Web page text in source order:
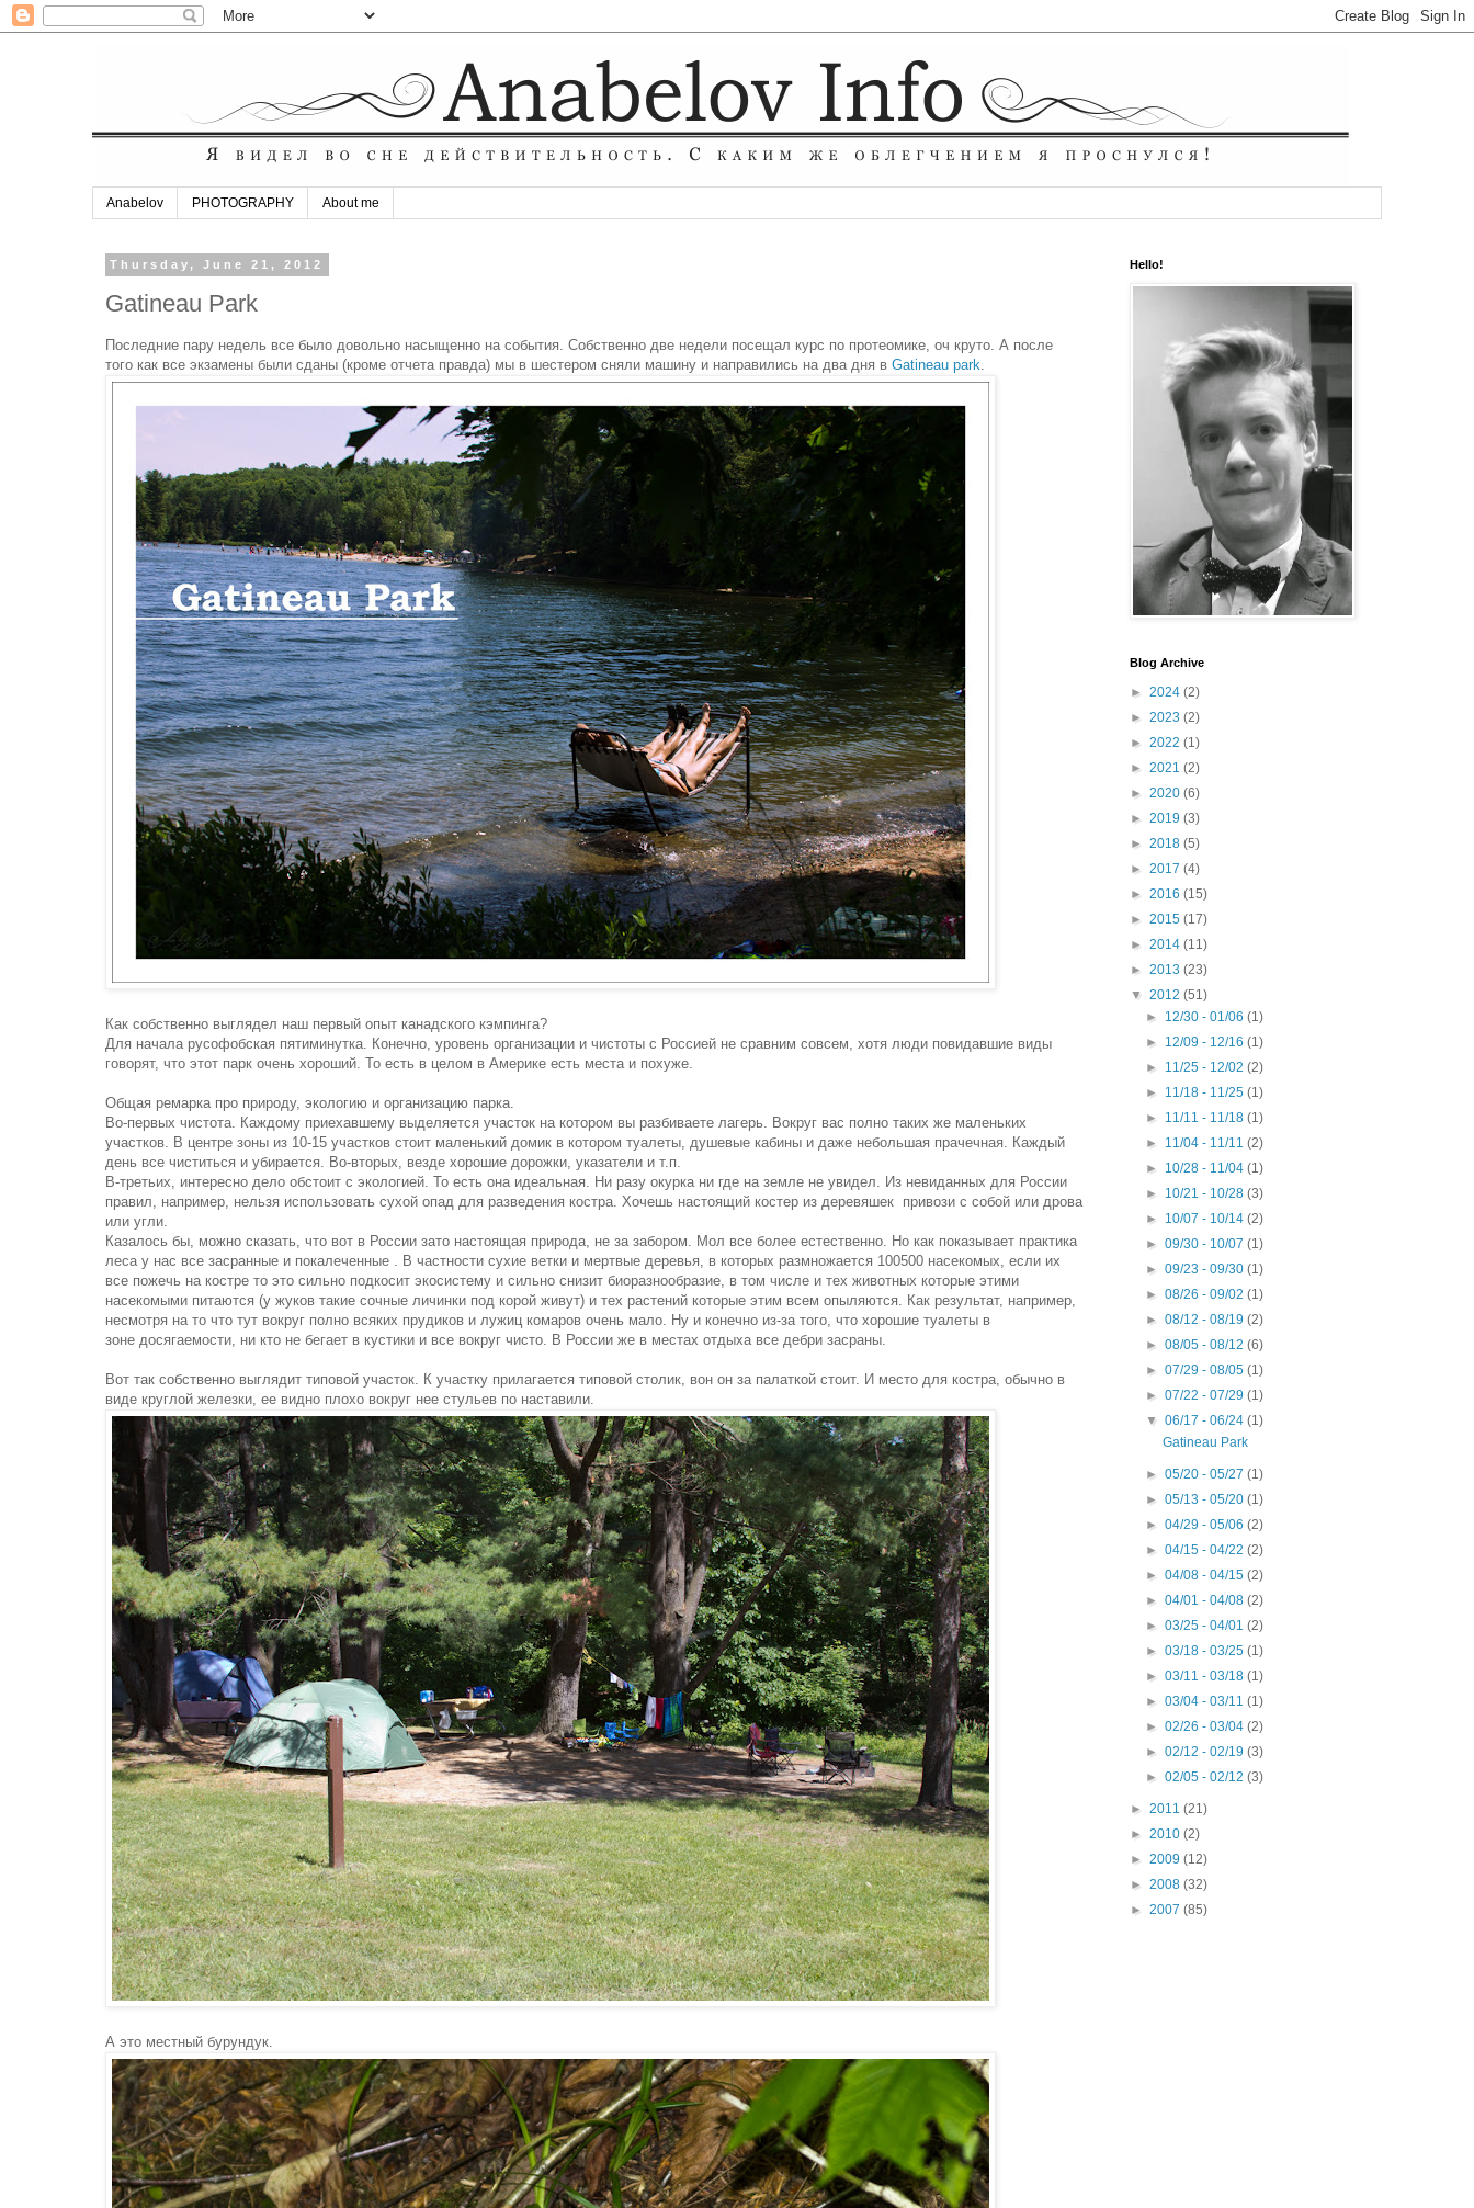
Anabelov PHOTOGRAPHY About me
Thursday, June 21, 2012
Gatineau Park
Последние пару недель все было довольно насыщенно на события. Собственно две недели посещал курс по протеомике, оч круто. А после
того как все экзамены были сданы (кроме отчета правда) мы в шестером сняли машину и направились на два дня в Gatineau park.
Как собственно выглядел наш первый опыт канадского кэмпинга?
Для начала русофобская пятиминутка. Конечно, уровень организации и чистоты с Россией не сравним совсем, хотя люди повидавшие виды
говорят, что этот парк очень хороший. То есть в целом в Америке есть места и похуже.
Общая ремарка про природу, экологию и организацию парка.
Во-первых чистота. Каждому приехавшему выделяется участок на котором вы разбиваете лагерь. Вокруг вас полно таких же маленьких
участков. В центре зоны из 10-15 участков стоит маленький домик в котором туалеты, душевые кабины и даже небольшая прачечная. Каждый
день все чиститься и убирается. Во-вторых, везде хорошие дорожки, указатели и т.п.
В-третьих, интересно дело обстоит с экологией. То есть она идеальная. Ни разу окурка ни где на земле не увидел. Из невиданных для России
правил, например, нельзя использовать сухой опад для разведения костра. Хочешь настоящий костер из деревяшек привози с собой или дрова
или угли.
Казалось бы, можно сказать, что вот в России зато настоящая природа, не за забором. Мол все более естественно. Но как показывает практика
леса у нас все засранные и покалеченные . В частности сухие ветки и мертвые деревья, в которых размножается 100500 насекомых, если их
все пожечь на костре то это сильно подкосит экосистему и сильно снизит биоразнообразие, в том числе и тех животных которые этими
насекомыми питаются (у жуков такие сочные личинки под корой живут) и тех растений которые этим всем опыляются. Как результат, например,
несмотря на то что тут вокруг полно всяких прудиков и лужиц комаров очень мало. Ну и конечно из-за того, что хорошие туалеты в
зоне досягаемости, ни кто не бегает в кустики и все вокруг чисто. В России же в местах отдыха все дебри засраны.
Вот так собственно выглядит типовой участок. К участку прилагается типовой столик, вон он за палаткой стоит. И место для костра, обычно в
виде круглой железки, ее видно плохо вокруг нее стульев по наставили.
А это местный бурундук.
Hello!
Blog Archive
► 2024 (2)
► 2023 (2)
► 2022 (1)
► 2021 (2)
► 2020 (6)
► 2019 (3)
► 2018 (5)
► 2017 (4)
► 2016 (15)
► 2015 (17)
► 2014 (11)
► 2013 (23)
▼ 2012 (51)
► 12/30 - 01/06(1)
► 12/09 - 12/16(1)
► 11/25 - 12/02(2)
► 11/18 - 11/25(1)
► 11/11 - 11/18(1)
► 11/04 - 11/11(2)
► 10/28 - 11/04(1)
► 10/21 - 10/28(3)
► 10/07 - 10/14(2)
►09/30 - 10/07(1)
►09/23 - 09/30(1)
►08/26 - 09/02(1)
►08/12 - 08/19(2)
►08/05 - 08/12(6)
►07/29 - 08/05(1)
►07/22 - 07/29(1)
▼06/17 - 06/24(1)
Gatineau Park
►05/20 - 05/27(1)
►05/13 - 05/20(1)
►04/29 - 05/06(2)
►04/15 - 04/22(2)
►04/08 - 04/15(2)
►04/01 - 04/08(2)
►03/25 - 04/01(2)
►03/18 - 03/25(1)
►03/11 - 03/18(1)
►03/04 - 03/11(1)
►02/26 - 03/04(2)
►02/12 - 02/19(3)
►02/05 - 02/12(3)
► 2011 (21)
► 2010 (2)
► 2009 (12)
► 2008 (32)
► 2007 (85)